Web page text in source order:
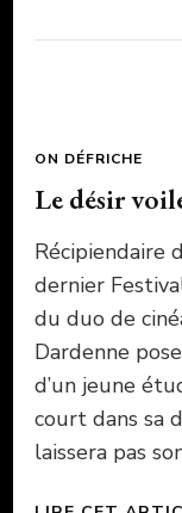
ON DÉFRICHE
Le désir
Récipiendaire
dernier
du duo de
Dardenne
d’un jeune
court dans sa
laissera pas